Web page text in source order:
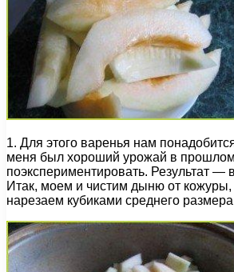
1. Для этого варенья нам
меня был хороший урожай в
поэкспериментировать. Результат —
Итак, моем и чистим дыню от кожуры,
нарезаем кубиками среднего